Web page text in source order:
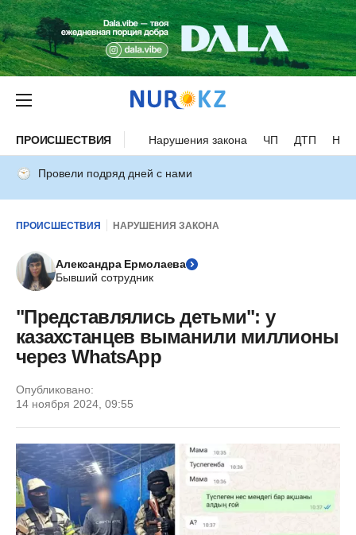
ПРОИСШЕСТВИЯ Нарушения закона ЧП ДТП
Провели подряд дней с нами
ПРОИСШЕСТВИЯ НАРУШЕНИЯ ЗАКОНА
Александра Ермолаева
Бывший сотрудник
"Представлялись детьми": у
казахстанцев выманили миллионы
через WhatsApp
Опубликовано:
14 ноября 2024, 09:55